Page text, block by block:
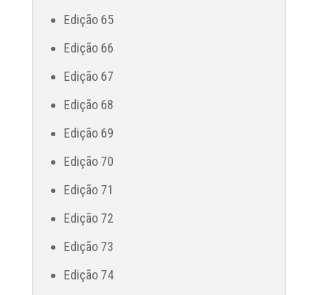
Edição 65
Edição 66
Edição 67
Edição 68
Edição 69
Edição 70
Edição 71
Edição 72
Edição 73
Edição 74